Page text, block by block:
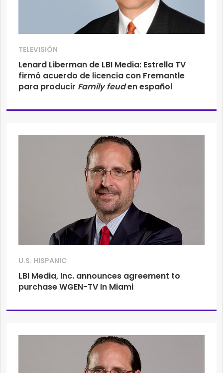
TELEVISIÓN
Lenard Liberman de LBI Media: Estrella TV
firmó acuerdo de licencia con Fremantle
para producir Family feuden español
U.S. HISPANIC
LBI Media, Inc. announces agreement to
purchase WGEN-TV In Miami